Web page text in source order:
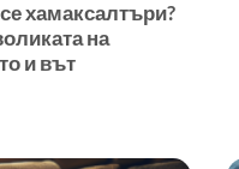
хамаксалтъри?
на
и вът